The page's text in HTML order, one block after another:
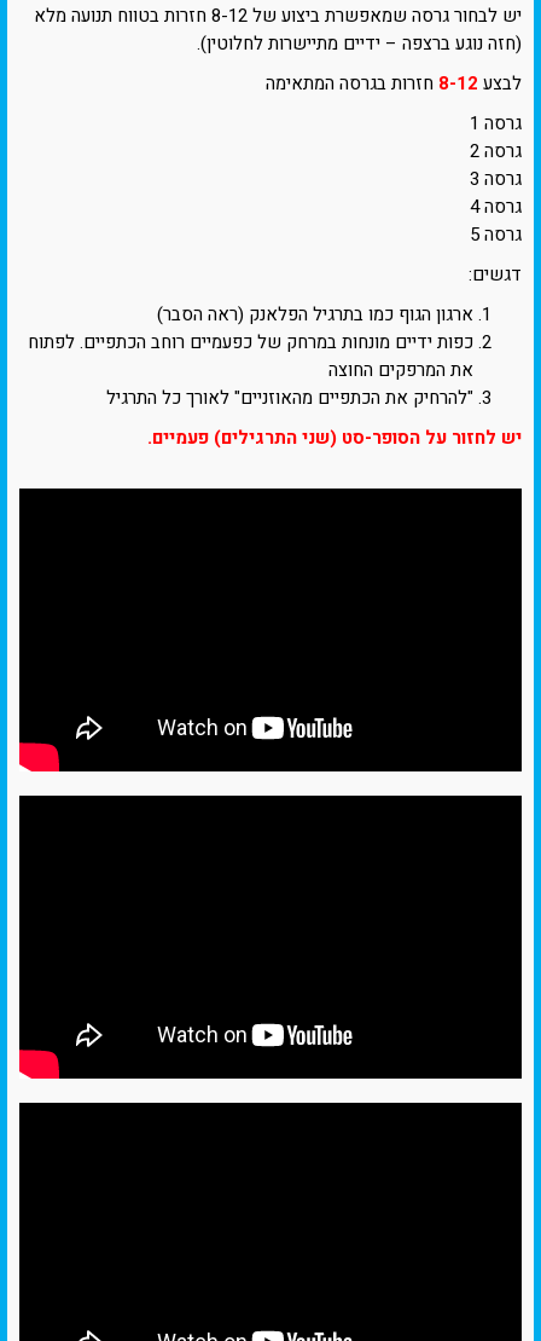
יש לבחור גרסה שמאפשרת ביצוע של 8-12 חזרות בטווח תנועה מלא
(חזה נוגע ברצפה – ידיים מתיישרות לחלוטין).
לבצע 8-12 חזרות בגרסה המתאימה
גרסה 1
גרסה 2
גרסה 3
גרסה 4
גרסה 5
דגשים:
ארגון הגוף כמו בתרגיל הפלאנק (ראה הסבר)
כפות ידיים מונחות במרחק של כפעמיים רוחב הכתפיים. לפתוח
את המרפקים החוצה
"להרחיק את הכתפיים מהאוזניים" לאורך כל התרגיל
יש לחזור על הסופר-סט (שני התרגילים) פעמיים.